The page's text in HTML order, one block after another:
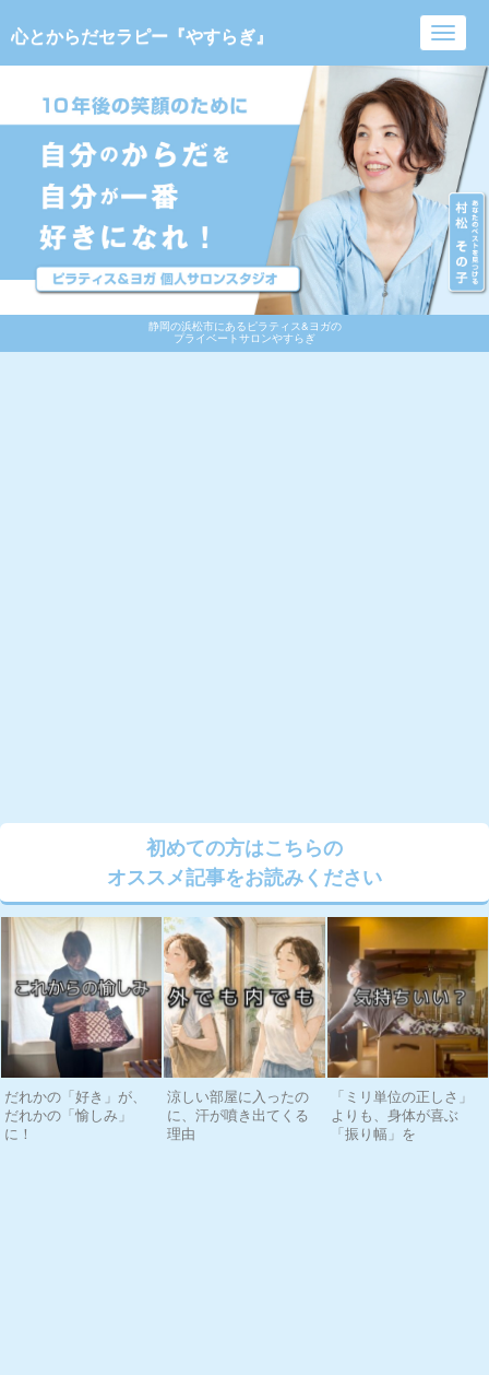
静岡の浜松市にあるピラティス&ヨガの
プライベートサロンやすらぎ
心とからだセラピー『やすらぎ』
初めての方はこちらの
オススメ記事をお読みください
だれかの「好き」が、
だれかの「愉しみ」
に！
涼しい部屋に入ったの
に、汗が噴き出てくる
理由
「ミリ単位の正しさ」
よりも、身体が喜ぶ
「振り幅」を